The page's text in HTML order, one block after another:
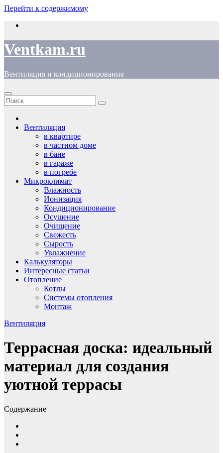
Перейти к содержимому
Ventkam.ru
Вентиляция и кондиционирование
Вентиляция
в квартире
в частном доме
в бане
в гараже
в погребе
Микроклимат
Влажность
Ионизация
Кондиционирование
Осушение
Очищение
Свежесть
Сырость
Увлажнение
Калькуляторы
Интересные статьи
Отопление
Котлы
Системы отопления
Монтаж
Вентиляция
Террасная доска: идеальный
материал для создания
уютной террасы
Содержание